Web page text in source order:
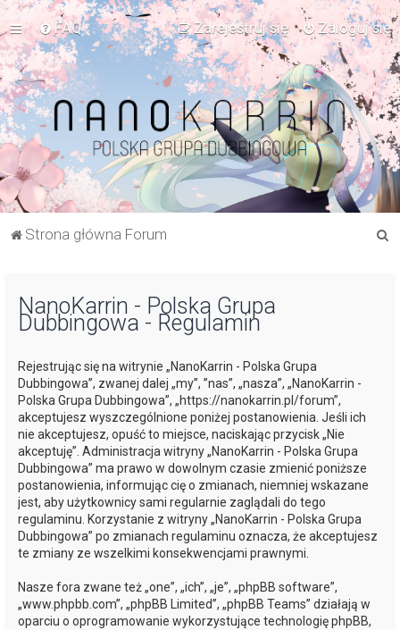
FAQ Zaloguj się
Zarejestruj się
Strona główna Forum
NanoKarrin - Polska Grupa
Dubbingowa - Regulamin
Rejestrując się na witrynie „NanoKarrin - Polska Grupa
Dubbingowa”, zwanej dalej „my”, ”nas”, „nasza”, „NanoKarrin -
Polska Grupa Dubbingowa”, „https://nanokarrin.pl/forum”,
akceptujesz wyszczególnione poniżej postanowienia. Jeśli ich
nie akceptujesz, opuść to miejsce, naciskając przycisk „Nie
akceptuję”. Administracja witryny „NanoKarrin - Polska Grupa
Dubbingowa” ma prawo w dowolnym czasie zmienić poniższe
postanowienia, informując cię o zmianach, niemniej wskazane
jest, aby użytkownicy sami regularnie zaglądali do tego
regulaminu. Korzystanie z witryny „NanoKarrin - Polska Grupa
Dubbingowa” po zmianach regulaminu oznacza, że akceptujesz
te zmiany ze wszelkimi konsekwencjami prawnymi.
Nasze fora zwane też „one”, „ich”, „je”, „phpBB software”,
„www.phpbb.com”, „phpBB Limited”, „phpBB Teams” działają w
oparciu o oprogramowanie wykorzystujące technologię phpBB,